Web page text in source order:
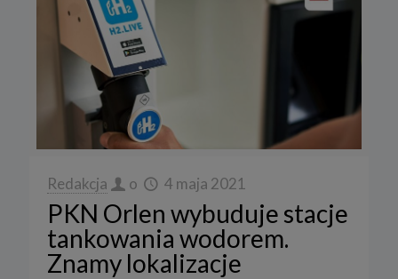
Redakcja o 4 maja 2021
PKN Orlen wybuduje stacje
tankowania wodorem.
Znamy lokalizacje